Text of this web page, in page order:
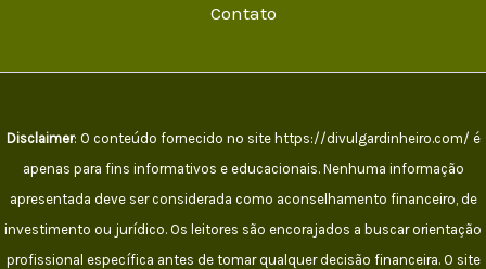
Contato
Disclaimer: O conteúdo fornecido no site https://divulgardinheiro.com/ é
apenas para fins informativos e educacionais. Nenhuma informação
apresentada deve ser considerada como aconselhamento financeiro, de
investimento ou jurídico. Os leitores são encorajados a buscar orientação
profissional específica antes de tomar qualquer decisão financeira. O site